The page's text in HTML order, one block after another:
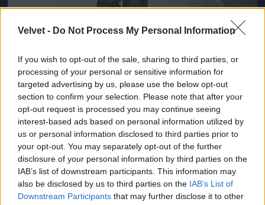
Velvet - Do Not Process My Personal Information
If you wish to opt-out of the sale, sharing to third parties, or
processing of your personal or sensitive information for
targeted advertising by us, please use the below opt-out
section to confirm your selection. Please note that after your
opt-out request is processed you may continue seeing
interest-based ads based on personal information utilized by
us or personal information disclosed to third parties prior to
your opt-out. You may separately opt-out of the further
disclosure of your personal information by third parties on the
IAB’s list of downstream participants. This information may
also be disclosed by us to third parties on the IAB’s List of
Downstream Participants that may further disclose it to other
Patinszki Misa a Dolce & Gabbana
divatbemutatóján
Fotó: Catwalking / Europress / Getty #8